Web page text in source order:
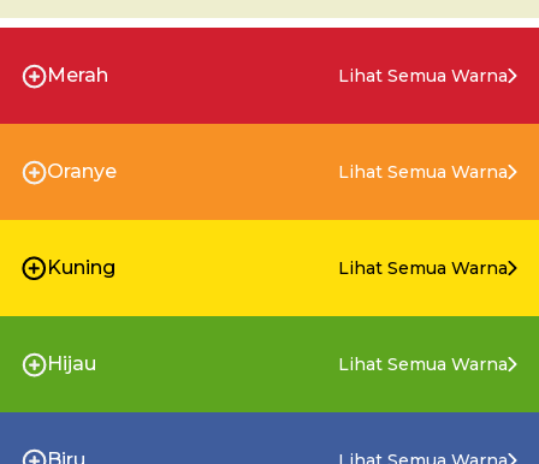
Merah Lihat Semua Warna
Oranye Lihat Semua Warna
Kuning Lihat Semua Warna
Hijau Lihat Semua Warna